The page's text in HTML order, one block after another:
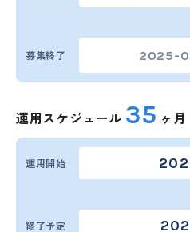
募集終了 2025-
運用スケジュール 35 ヶ月
運用開始
終了予定